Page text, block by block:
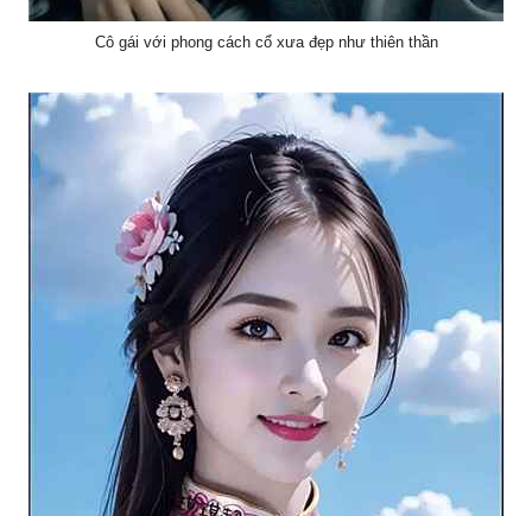
Cô gái với phong cách cổ xưa đẹp như thiên thần